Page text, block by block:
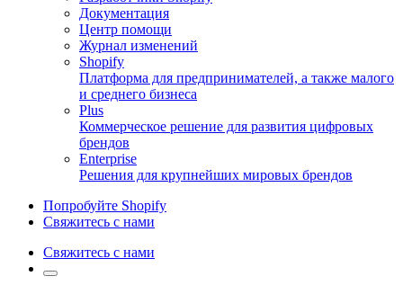
Документация
Центр помощи
Журнал изменений
Shopify
Платформа для предпринимателей, а также малого
и среднего бизнеса
Plus
Коммерческое решение для развития цифровых
брендов
Enterprise
Решения для крупнейших мировых брендов
Попробуйте Shopify
Свяжитесь с нами
Свяжитесь с нами